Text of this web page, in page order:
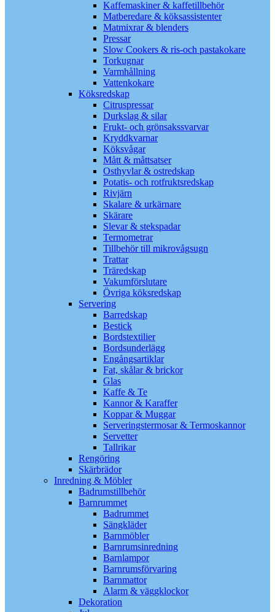
Kaffemaskiner & kaffetillbehör
Matberedare & köksassistenter
Matmixrar & blenders
Pressar
Slow Cookers & ris-och pastakokare
Torkugnar
Varmhållning
Vattenkokare
Köksredskap
Citruspressar
Durkslag & silar
Frukt- och grönsakssvarvar
Kryddkvarnar
Köksvågar
Mått & måttsatser
Osthyvlar & ostredskap
Potatis- och rotfruktsredskap
Rivjärn
Skalare & urkärnare
Skärare
Slevar & stekspadar
Termometrar
Tillbehör till mikrovågsugn
Trattar
Träredskap
Vakumförslutare
Övriga köksredskap
Servering
Barredskap
Bestick
Bordstextilier
Bordsunderlägg
Engångsartiklar
Fat, skålar & brickor
Glas
Kaffe & Te
Kannor & Karaffer
Koppar & Muggar
Serveringstermosar & Termoskannor
Servetter
Tallrikar
Rengöring
Skärbrädor
Inredning & Möbler
Badrumstillbehör
Barnrummet
Badrummet
Sängkläder
Barnmöbler
Barnrumsinredning
Barnlampor
Barnrumsförvaring
Barnmattor
Alarm & väggklockor
Dekoration